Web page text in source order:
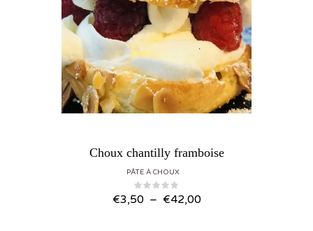
Choux chantilly framboise
PÂTE À CHOUX
€3,50 – €42,00Plage de prix : €3,50 à €42,00